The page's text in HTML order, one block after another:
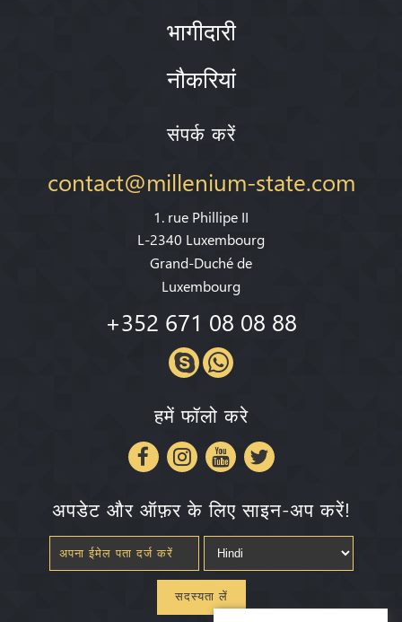
भागीदारी
नौकरियां
संपर्क करें
contact@millenium-state.com
1. rue Phillipe II
L-2340 Luxembourg
Grand-Duché de
Luxembourg
+352 671 08 08 88
हमें फॉलो करे
अपडेट और ऑफ़र के लिए साइन-अप करें!
सदस्यता लें